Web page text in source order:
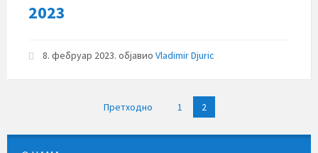
2023
8. фебруар 2023. објавио Vladimir Djuric
Претходно 1 2